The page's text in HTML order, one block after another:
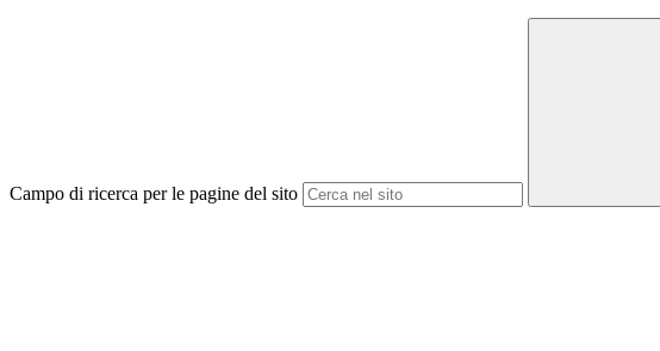
Campo di ricerca per le pagine del sito